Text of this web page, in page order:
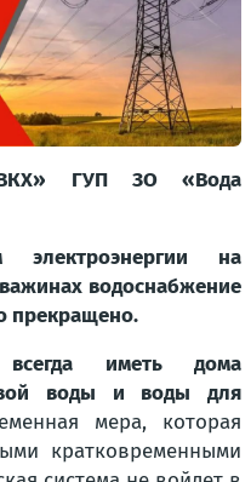
ГУП ЗО «Вода
на
водоснабжение
прекращено.
иметь дома
воды и воды для
мера, которая
кратковременными